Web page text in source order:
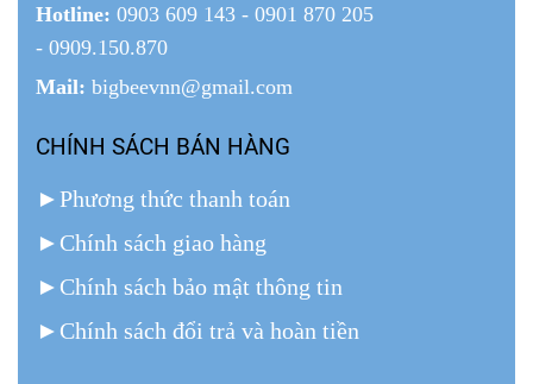
Hotline: 0903 609 143 - 0901 870 205
- 0909.150.870
Mail: bigbeevnn@gmail.com
CHÍNH SÁCH BÁN HÀNG
►Phương thức thanh toán
► Chính sách giao hàng
► Chính sách bảo mật thông tin
► Chính sách đổi trả và hoàn tiền